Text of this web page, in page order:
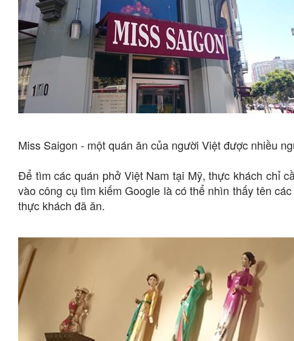
Miss Saigon - một quán ăn của người Việt được nhiều
Để tìm các quán phở Việt Nam tại Mỹ, thực khách chỉ
vào công cụ tìm kiếm Google là có thể nhìn thấy tên
thực khách đã ăn.